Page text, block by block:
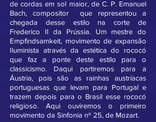
de cordas em sol maior, de C. P. Emanuel
Bach, compositor que representou a
chegada desse estilo na corte de
Frederico II da Prússia. Um mestre do
Empfindsamkeit, movimento de expansão
Iluminista através da estética do rococó
que faz a ponte deste estilo para o
classicismo. Daqui partiremos para a
Áustria, pois são as rainhas austríacas
portuguesas que levam para Portugal e
trazem depois para o Brasil esse rococó
religioso. Aqui ouviremos o primeiro
movimento da Sinfonia nº 25, de Mozart.